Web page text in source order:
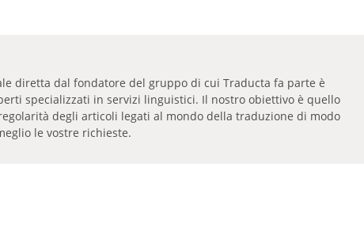
diretta dal fondatore del gruppo di cui Traducta fa parte è
specializzati in servizi linguistici. Il nostro obiettivo è quello
degli articoli legati al mondo della traduzione di modo
le vostre richieste.